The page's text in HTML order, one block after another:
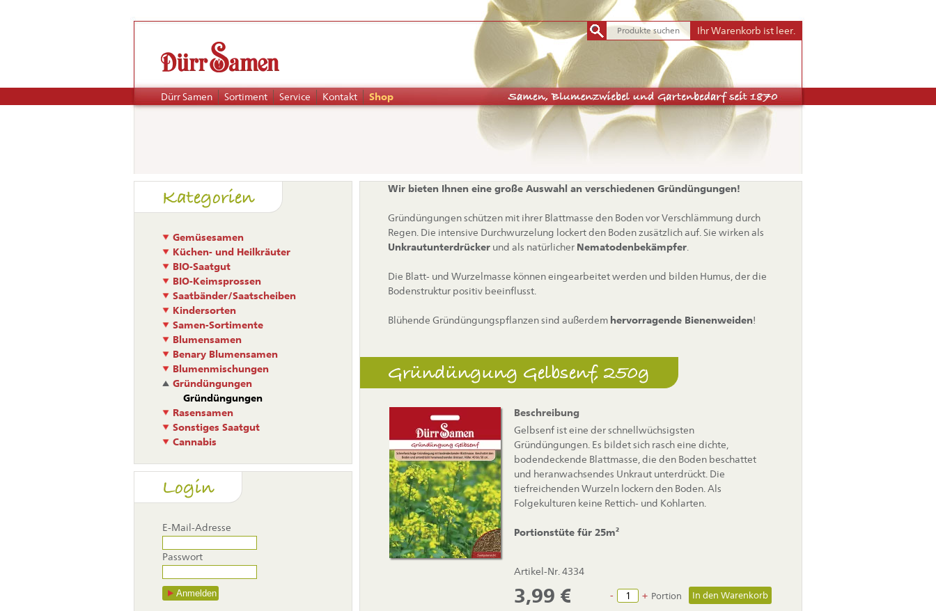
Navigation
überspringen
Dürr Samen Sortiment Service Kontakt Shop
Ihr Warenkorb ist leer.
Wir bieten Ihnen eine große Auswahl an verschiedenen Gründüngungen!
Gründüngungen schützen mit ihrer Blattmasse den Boden vor Verschlämmung durch
Regen. Die intensive Durchwurzelung lockert den Boden zusätzlich auf. Sie wirken als
Unkrautunterdrücker und als natürlicher Nematodenbekämpfer
Die Blatt- und Wurzelmasse können eingearbeitet werden und bilden Humus, der die
Bodenstruktur positiv beeinflusst.
Blühende Gründüngungspflanzen sind außerdem hervorragende Bienenweiden!
Gründüngung Gelbsenf, 250g
Beschreibung
Gelbsenf ist eine der schnellwüchsigsten
Gründüngungen. Es bildet sich rasch eine dichte,
bodendeckende Blattmasse, die den Boden beschattet
und heranwachsendes Unkraut unterdrückt. Die
tiefreichenden Wurzeln lockern den Boden. Als
Folgekulturen keine Rettich- und Kohlarten.
Portionstüte für 25m²
Artikel-Nr. 4334
3,99 € - + Portion
Kategorien
Gemüsesamen
Küchen- und Heilkräuter
BIO-Saatgut
BIO-Keimsprossen
Saatbänder/Saatscheiben
Kindersorten
Samen-Sortimente
Blumensamen
Benary Blumensamen
Blumenmischungen
Gründüngungen
Gründüngungen
Rasensamen
Sonstiges Saatgut
Cannabis
Login
E-Mail-Adresse
Passwort
Anmelden